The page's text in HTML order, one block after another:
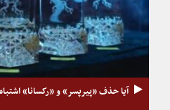
آیا حذف «پیرپسر» و «رکسانا»